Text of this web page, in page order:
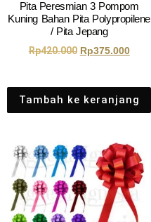
Pita Peresmian 3 Pompom
Kuning Bahan Pita Polypropilene
/ Pita Jepang
Rp420.000 Rp375.000
Tambah ke keranjang